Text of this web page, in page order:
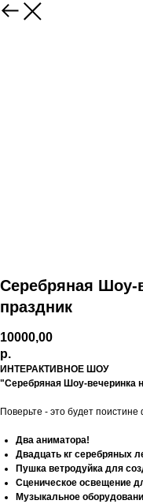
Ceребрянaя Шоу-
праздник
10000,00
р.
ИНТЕРАКТИВНОЕ ШОУ
"Ceребрянaя Шоу-
Поверьте - это будет
Два аниматора!
Двадцать кг серебряных
Пушка ветродуйка для
Сценическое освещение
Музыкальное